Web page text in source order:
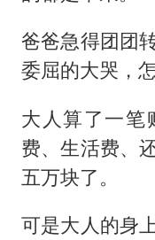
爸爸急得团团
委屈的大哭，
大人算了一笔
费、生活费、
五万块了。
可是大人的身